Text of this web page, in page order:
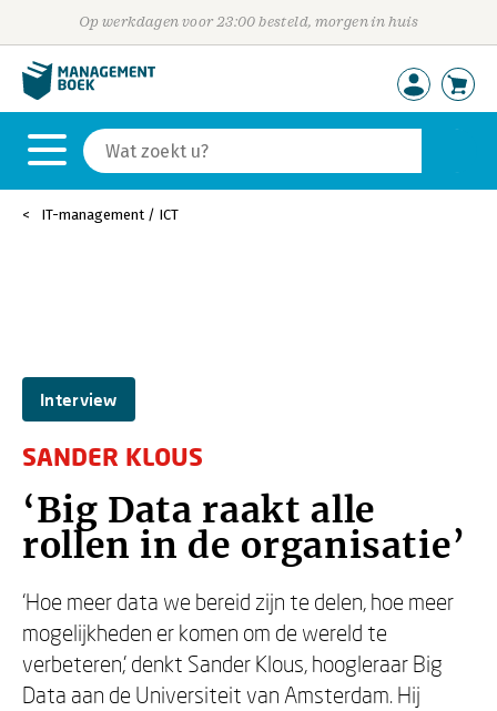
Op werkdagen voor 23:00 besteld, morgen in huis
IT-management / ICT
Interview
SANDER KLOUS
‘Big Data raakt alle
rollen in de organisatie’
‘Hoe meer data we bereid zijn te delen, hoe meer
mogelijkheden er komen om de wereld te
verbeteren,’ denkt Sander Klous, hoogleraar Big
Data aan de Universiteit van Amsterdam. Hij